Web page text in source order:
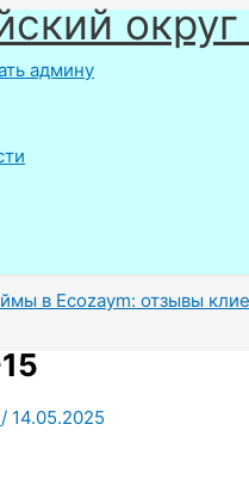
админу
в Ecozaym: отзывы
/ 14.05.2025